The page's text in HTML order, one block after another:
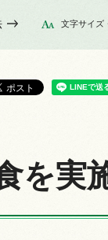
文字サイズ
を実